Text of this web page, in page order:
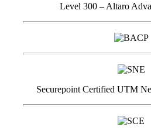
Level 300 – Altaro
Securepoint Certified UTM